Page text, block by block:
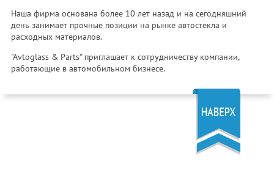
Наша фирма основана более 10 лет назад и на сегодняшний
день занимает прочные позиции на рынке автостекла и
расходных материалов.
"Avtoglass & Parts" приглашает к сотрудничеству компании,
работающие в автомобильном бизнесе.